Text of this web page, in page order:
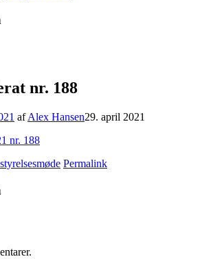
nr. 188
afAlex Hansen29. april 2021
nr. 188
Permalink